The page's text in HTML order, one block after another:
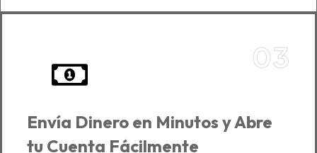
03
Envía Dinero en Minutos y Abre
tu Cuenta Fácilmente